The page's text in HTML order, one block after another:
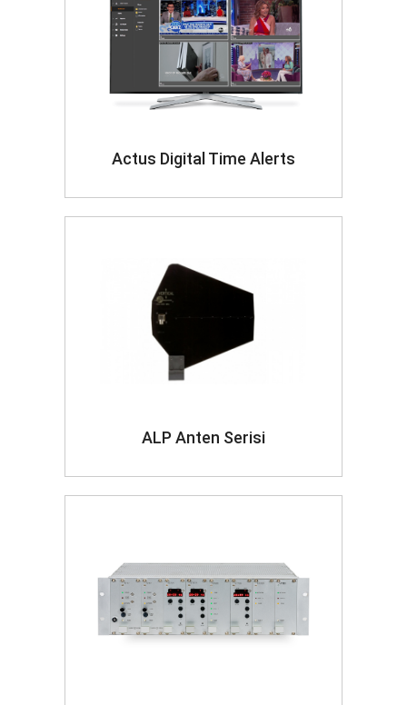
Actus Digital Time Alerts
ALP Anten Serisi